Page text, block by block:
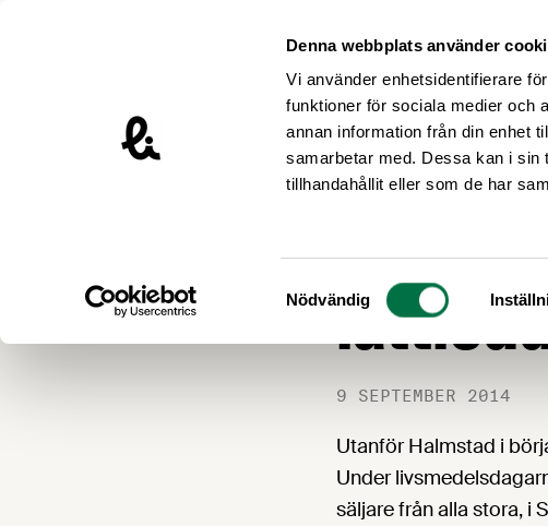
Denna webbplats använder
Vi använder enhetsidentifierare
funktioner för sociala medier och
annan information från din enhet
samarbetar med. Dessa kan i sin
tillhandahållit eller som de har
Samtyckesval
Nödvändig
Livsmedelsföretagen – till startsidan
Nyheter
9 SEPTEMBER 2014
Utanför Halmstad i
Under
säljare från alla stora, i